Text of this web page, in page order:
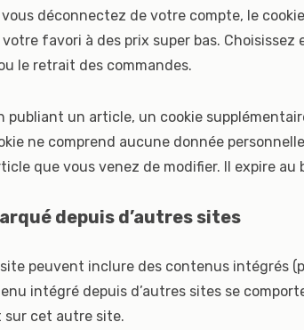
vous déconnectez de votre compte, le
favori à des prix super bas. Choisissez
le retrait des commandes.
publiant un article, un cookie
ne comprend aucune donnée
que vous venez de modifier. Il expire au
depuis d’autres sites
peuvent inclure des contenus intégrés
intégré depuis d’autres sites se
cet autre site.